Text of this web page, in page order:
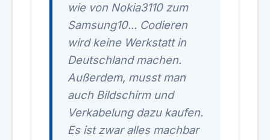
wie von Nokia3110 zum
Samsung10... Codieren
wird keine Werkstatt in
Deutschland machen.
Außerdem, musst man
auch Bildschirm und
Verkabelung dazu kaufen.
Es ist zwar alles machbar